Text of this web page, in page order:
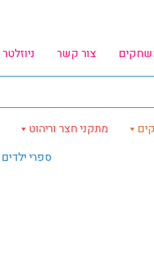
צור קשר ניוזלטר
מתקני חצר וריהוט
ספרי ילדים